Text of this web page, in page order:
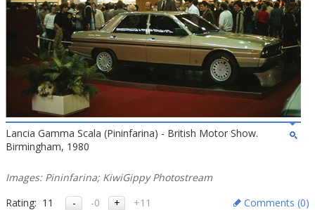
Lancia Gamma Scala (Pininfarina) - British Motor Show.
Birmingham, 1980
Images: Pininfarina; KiwiGippy Photostream
Rating: 11 -0 +11 Comments (0)